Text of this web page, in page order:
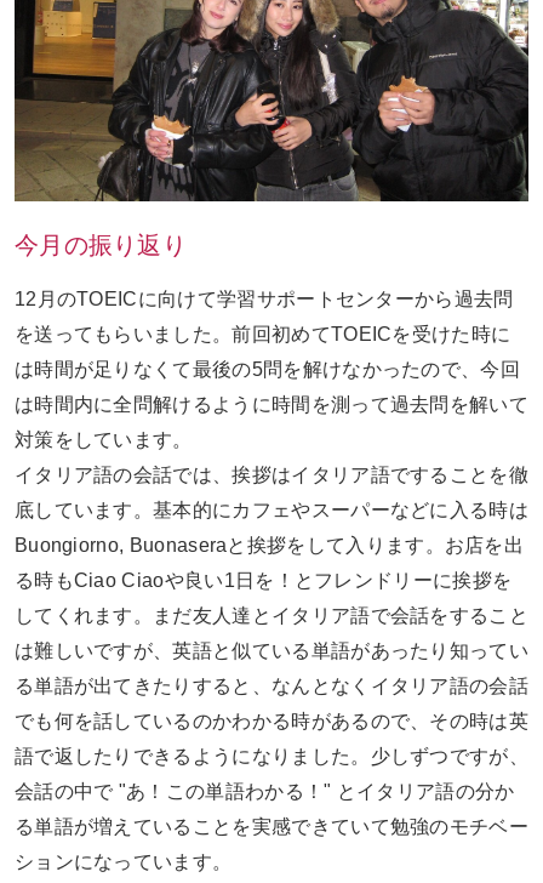
今月の振り返り
12月のTOEICに向けて学習サポートセンターから過去問
を送ってもらいました。前回初めてTOEICを受けた時に
は時間が足りなくて最後の5問を解けなかったので、今回
は時間内に全問解けるように時間を測って過去問を解いて
対策をしています。
イタリア語の会話では、挨拶はイタリア語ですることを徹
底しています。基本的にカフェやスーパーなどに入る時は
Buongiorno, Buonaseraと挨拶をして入ります。お店を出
る時もCiao Ciaoや良い1日を！とフレンドリーに挨拶を
してくれます。まだ友人達とイタリア語で会話をすること
は難しいですが、英語と似ている単語があったり知ってい
る単語が出てきた りすると、 なんとなくイタリア語の会話
でも何を話しているのかわかる時があるので
その時は英
語で返したりできるようになりました。 少しずつですが、
会話の中で "あ！この単語わかる！" とイタリア語の分か
る単語が増えていることを実感できていて勉強のモチベー
ションになっています。